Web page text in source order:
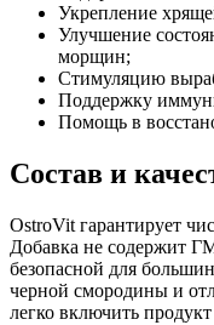
Укрепление
Улучшение
морщин;
Стимуляцию
Поддержку
Помощь в
Состав и
OstroVit гарантирует
Добавка не содержит
безопасной для
черной смородины и
легко включить